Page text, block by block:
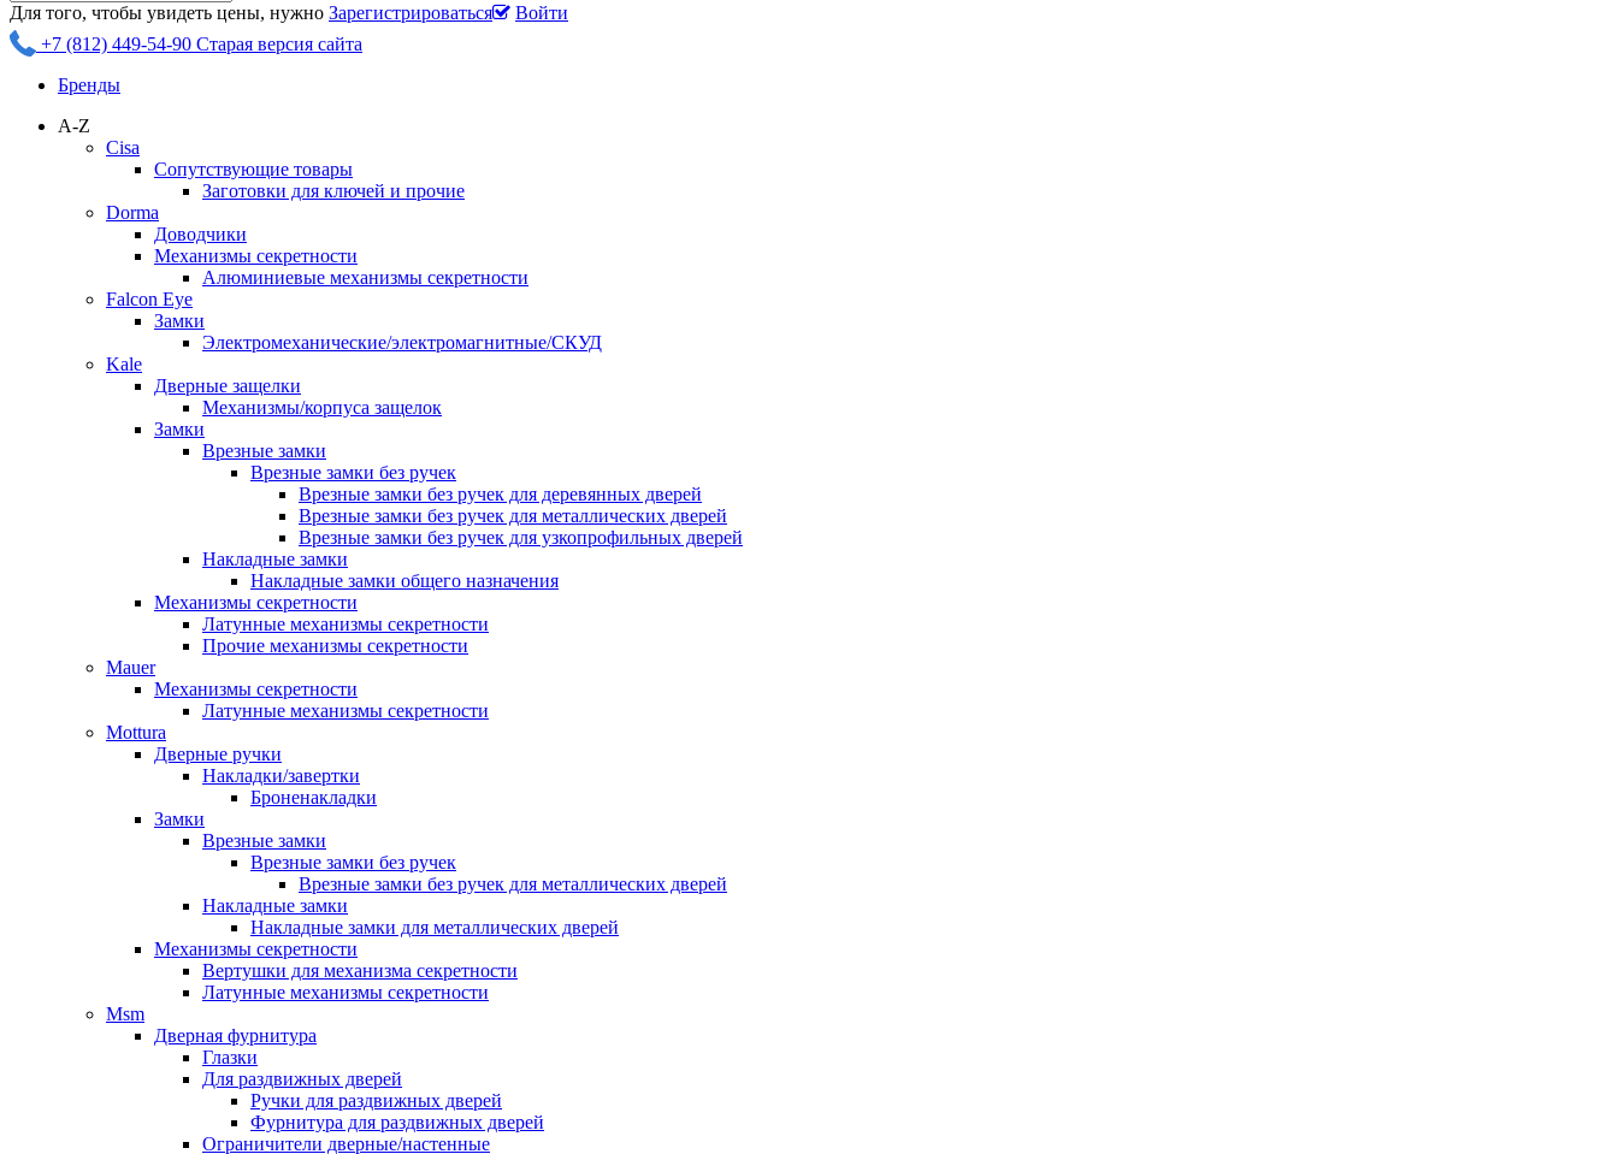
Для того, чтобы увидеть цены, нужно Зарегистрироваться
Войти
+7 (812) 449-54-90 Старая версия сайта
Бренды
A-Z
Cisa
Сопутствующие товары
Заготовки для ключей и прочие
Dorma
Доводчики
Механизмы секретности
Алюминиевые механизмы секретности
Falcon Eye
Замки
Электромеханические/электромагнитные/СКУД
Kale
Дверные защелки
Механизмы/корпуса защелок
Замки
Врезные замки
Врезные замки без ручек
Врезные замки без ручек для деревянных дверей
Врезные замки без ручек для металлических дверей
Врезные замки без ручек для узкопрофильных дверей
Накладные замки
Накладные замки общего назначения
Механизмы секретности
Латунные механизмы секретности
Прочие механизмы секретности
Mauer
Механизмы секретности
Латунные механизмы секретности
Mottura
Дверные ручки
Накладки/завертки
Броненакладки
Замки
Врезные замки
Врезные замки без ручек
Врезные замки без ручек для металлических дверей
Накладные замки
Накладные замки для металлических дверей
Механизмы секретности
Вертушки для механизма секретности
Латунные механизмы секретности
Msm
Дверная фурнитура
Глазки
Для раздвижных дверей
Ручки для раздвижных дверей
Фурнитура для раздвижных дверей
Ограничители дверные/настенные